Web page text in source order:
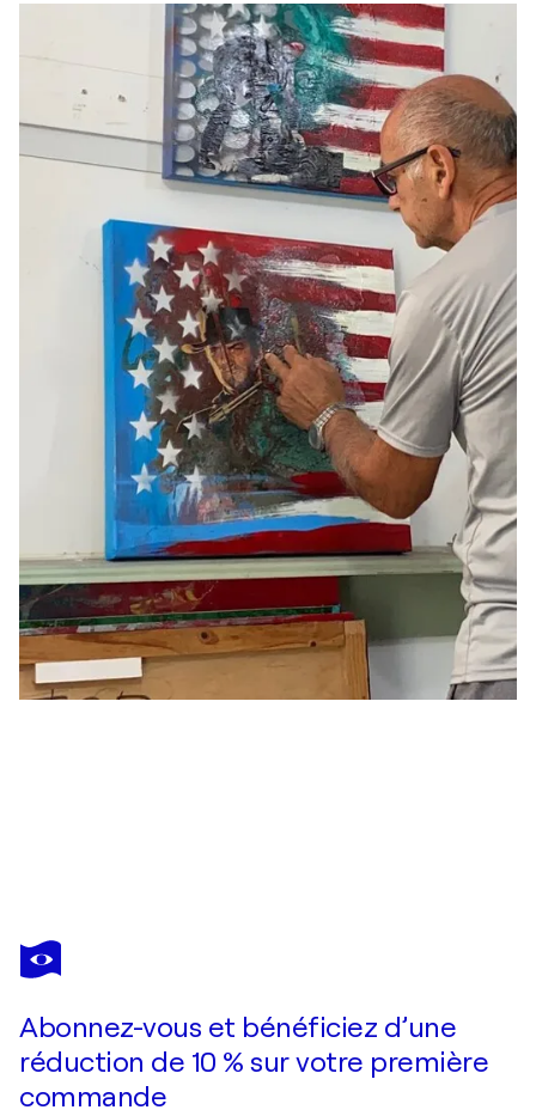
ALEKS ROSENBERG
IMG_9327 60x80 Diptych
Abonnez-vous et bénéficiez d’une
réduction de 10 % sur votre première
commande